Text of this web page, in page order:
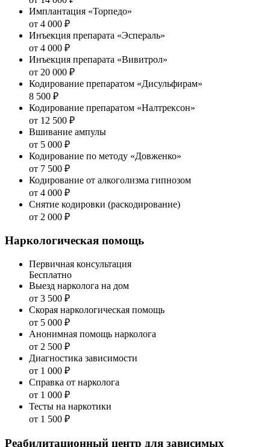
Имплантация «Торпедо»
от 4 000 ₽
Инъекция препарата «Эспераль»
от 4 000 ₽
Инъекция препарата «Вивитрол»
от 20 000 ₽
Кодирование препаратом «Дисульфирам»
8 500 ₽
Кодирование препаратом «Налтрексон»
от 12 500 ₽
Вшивание ампулы
от 5 000 ₽
Кодирование по методу «Довженко»
от 7 500 ₽
Кодирование от алкоголизма гипнозом
от 4 000 ₽
Снятие кодировки (раскодирование)
от 2 000 ₽
Наркологическая помощь
Первичная консультация
Бесплатно
Выезд нарколога на дом
от 3 500 ₽
Скорая наркологическая помощь
от 5 000 ₽
Анонимная помощь нарколога
от 2 500 ₽
Диагностика зависимости
от 1 000 ₽
Справка от нарколога
от 1 000 ₽
Тесты на наркотики
от 1 500 ₽
Реабилитационный центр для зависимых